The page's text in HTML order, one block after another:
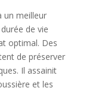
un meilleur
de vie
optimal. Des
de préserver
Il assainit
et les